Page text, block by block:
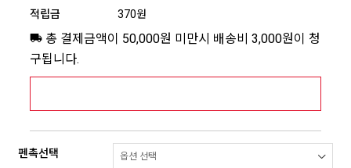
적립금 370원
총 결제금액이 50,000원 미만시 배송비 3,000원이 청
구됩니다.
펜촉선택